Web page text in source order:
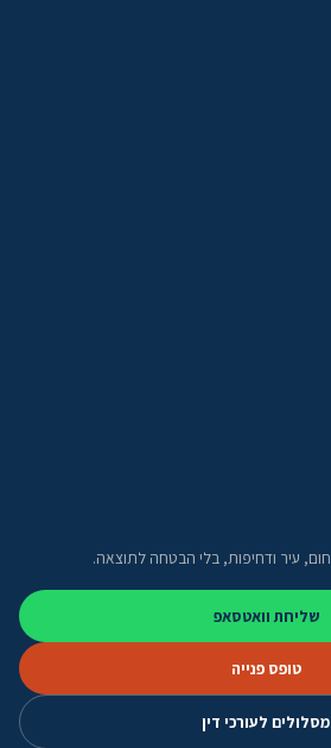
עיר ודחיפות, בלי הבטחה לתוצאה.
שליחת וואטסאפ
טופס פנייה
מסלולים לעורכי דין